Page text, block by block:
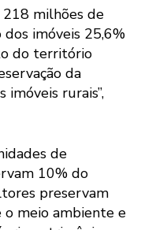
milhões de
imóveis 25,6%
do território
da
rurais”,
de
10% do
preservam
o meio ambiente e